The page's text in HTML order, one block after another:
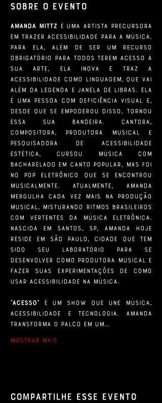
Sobre o evento
Amanda Mittz é uma artista precursora
em trazer acessibilidade para a música.
Para ela, além de ser um recurso
obrigatório para todos terem acesso à
sua arte, ela inova e traz a
acessibilidade como linguagem, que vai
além da legenda e janela de libras. Ela
é uma pessoa com deficiência visual e,
desde que se empoderou disso, tornou
essa sua bandeira. Cantora,
compositora, produtora musical e
pesquisadora de acessibilidade
estética, cursou música com
bacharelado em canto popular, mas foi
no pop eletrônico que se encontrou
musicalmente. Atualmente, Amanda
mergulha cada vez mais na produção
musical, misturando ritmos brasileiros
com vertentes da música eletrônica.
Nascida em Santos, SP, Amanda hoje
reside em São Paulo, cidade que tem
sido seu laboratório para se
desenvolver como produtora musical e
fazer suas experimentações de como
usar acessibilidade na música.
"Acesso" é um show que une música,
acessibilidade e tecnologia. Amanda
transforma o palco em um…
Mostrar mais
Compartilhe esse evento